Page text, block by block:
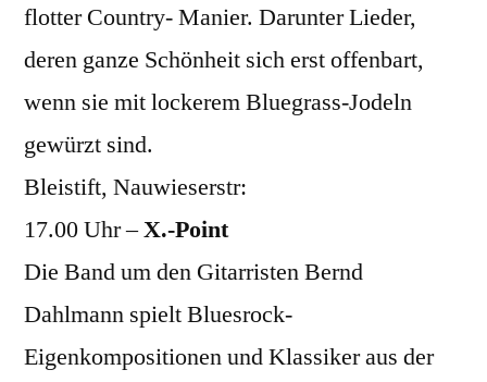
flotter Country- Manier. Darunter Lieder,
deren ganze Schönheit sich erst offenbart,
wenn sie mit lockerem Bluegrass-Jodeln
gewürzt sind.
Bleistift, Nauwieserstr:
17.00 Uhr –X.-Point
Die Band um den Gitarristen Bernd
Dahlmann spielt Bluesrock-
Eigenkompositionen und Klassiker aus der